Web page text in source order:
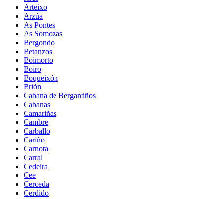
Arteixo
Arzúa
As Pontes
As Somozas
Bergondo
Betanzos
Boimorto
Boiro
Boqueixón
Brión
Cabana de Bergantiños
Cabanas
Camariñas
Cambre
Carballo
Cariño
Carnota
Carral
Cedeira
Cee
Cerceda
Cerdido